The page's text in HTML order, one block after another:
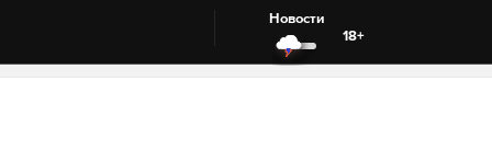
Новости
18+